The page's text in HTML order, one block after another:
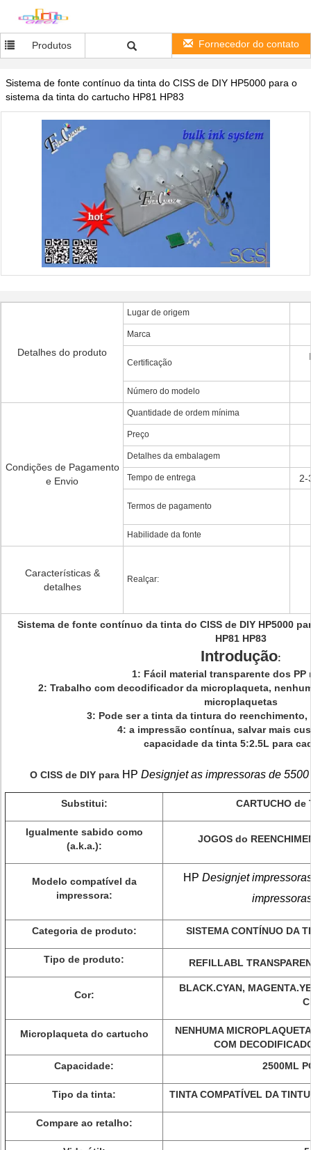
Produtos Fornecedor do contato
Sistema de fonte contínuo da tinta do CISS de DIY HP5000 para o
sistema da tinta do cartucho HP81 HP83
Detalhes do produto
Lugar de origem
Marca
Certificação
Número do modelo
Condições de Pagamento
e Envio
Quantidade de ordem mínima
Preço
Detalhes da embalagem
Tempo de entrega 2-
Termos de pagamento
Habilidade da fonte
Características &
detalhes
Realçar:
Sistema de fonte contínuo da tinta do CISS de DIY HP5000
HP81 HP83
Introdução:
1: Fácil material transparente dos PP
2: Trabalho com decodificador da microplaqueta,
microplaquetas
3: Pode ser a tinta da tintura do
4: a impressão contínua, salvar mais
capacidade da tinta 5:2.5L para
O CISS de DIY para HP Designjet as impressoras de 5500
Substitui: CARTUCHO de
Igualmente sabido como
(a.k.a.):
JOGOS do
Modelo compatível da
impressora:
HP Designjet
Categoria de produto: SISTEMA CONTÍNUO DA
Tipo de produto: REFILLABL
Cor:
BLACK.CYAN,
Microplaqueta do cartucho
NENHUMA
COM
Capacidade:
2500ML
Tipo da tinta: TINTA COMPATÍVEL DA
Compare ao retalho: